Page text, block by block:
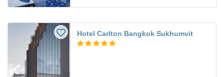
Hotel Carlton Bangkok Sukhumvit